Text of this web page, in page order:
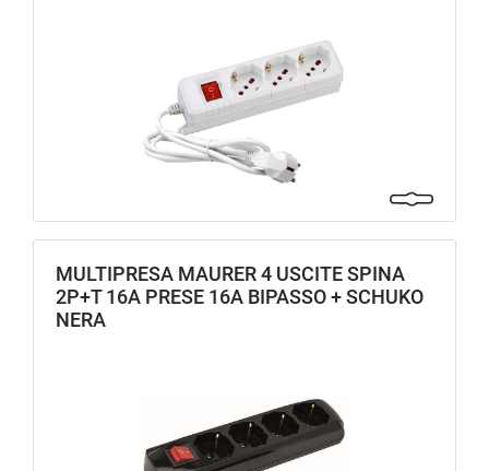
MULTIPRESA MAURER 4 USCITE SPINA
2P+T 16A PRESE 16A BIPASSO + SCHUKO
NERA